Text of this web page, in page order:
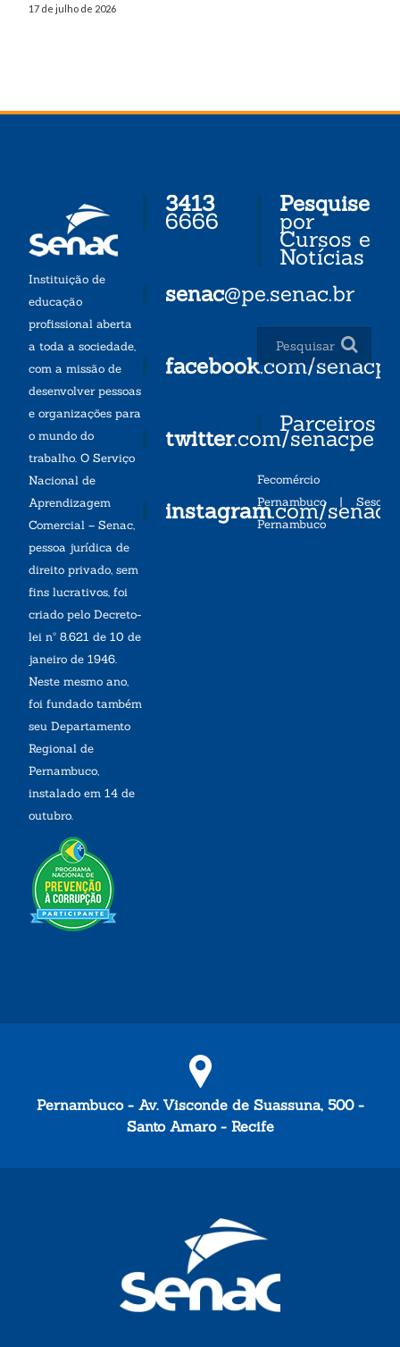
17 de julho de 2026
Instituição de
educação
profissional aberta
a toda a sociedade,
com a missão de
desenvolver pessoas
e organizações para
o mundo do
trabalho. O Serviço
Nacional de
Aprendizagem
Comercial – Senac,
pessoa jurídica de
direito privado, sem
fins lucrativos, foi
criado pelo Decreto-
lei nº 8.621 de 10 de
janeiro de 1946.
Neste mesmo ano,
foi fundado também
seu Departamento
Regional de
Pernambuco,
instalado em 14 de
outubro.
3413
6666
senac@pe.senac.br
facebook.com/senacpe
twitter.com/senacpe
instagram.com/
Pesquise
por
Cursos e
Notícias
Parceiros
Fecomércio
Pernambuco| Sesc
Pernambuco
Pernambuco - Av. Visconde de Suassuna, 500 -
Santo Amaro - Recife